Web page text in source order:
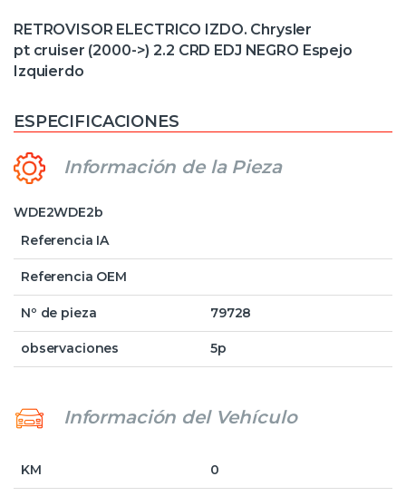
RETROVISOR ELECTRICO IZDO. Chrysler
pt cruiser (2000->) 2.2 CRD EDJ NEGRO Espejo
Izquierdo
ESPECIFICACIONES
Información de la Pieza
WDE2WDE2b
Referencia IA
Referencia OEM
Nº de pieza 79728
observaciones 5p
Información del Vehículo
KM 0